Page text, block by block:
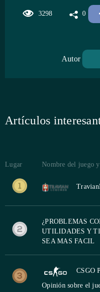
3298 0
Autor
Artículos
Lugar Nombre del juego
Travian
¿PROBLEMAS
UTILIDADES Y
SEA MAS FACIL
CSGO
Opinión sobre el